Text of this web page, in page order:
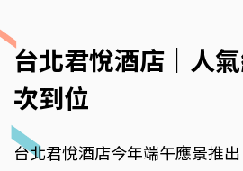
台北君悅酒店｜人
次到位
台北君悅酒店今年端午應景推